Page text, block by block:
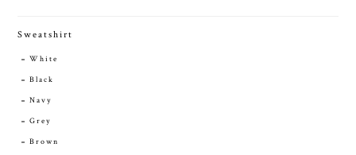
Sweatshirt
White
Black
Navy
Grey
Brown